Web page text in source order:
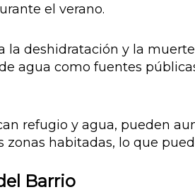
el verano.
deshidratación y la
agua como fuentes
refugio y agua, pueden
habitadas, lo que
Barrio